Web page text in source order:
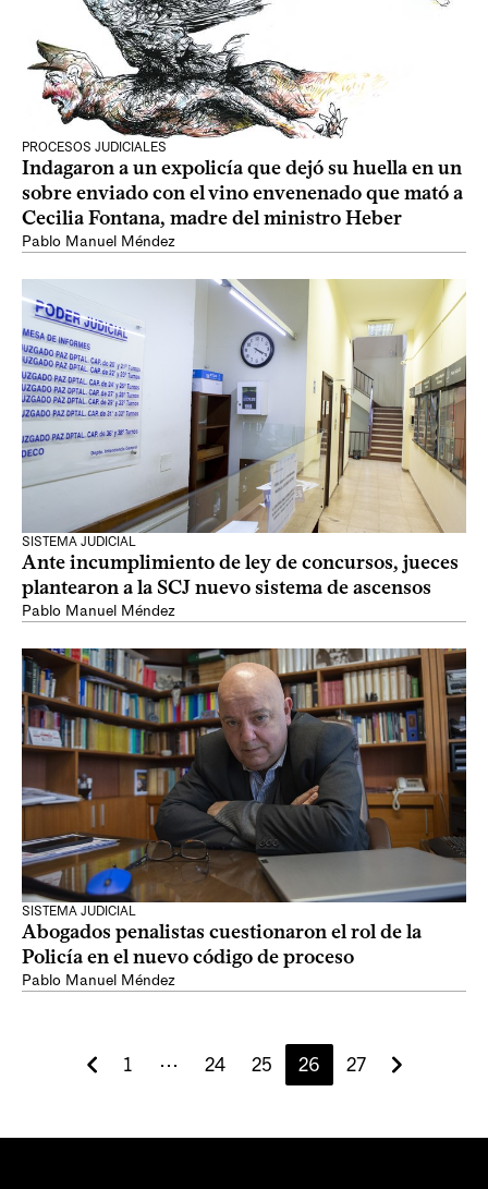
PROCESOS JUDICIALES
Indagaron a un expolicía que dejó su huella en un
sobre enviado con el vino envenenado que mató a
Cecilia Fontana, madre del ministro Heber
Pablo Manuel Méndez
SISTEMA JUDICIAL
Ante incumplimiento de ley de concursos, jueces
plantearon a la SCJ nuevo sistema de ascensos
Pablo Manuel Méndez
SISTEMA JUDICIAL
Abogados penalistas cuestionaron el rol de la
Policía en el nuevo código de proceso
Pablo Manuel Méndez
1 ⋯ 24 25 26 27